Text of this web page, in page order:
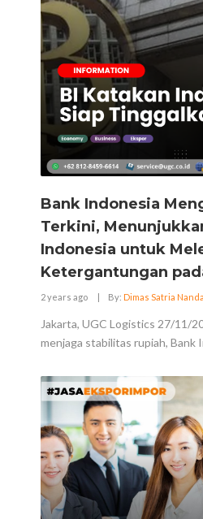
Bank Indonesia
Terkini,
Indonesia untuk
Ketergantungan
2 years ago | By: Dimas Satria Nanda
Jakarta, UGC Logistics 27/11/
menjaga stabilitas rupiah, Bank